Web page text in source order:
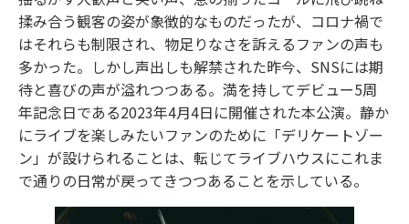
揉み合う観客の姿が象徴的なものだったが、コロナ禍で
はそれらも制限され、物足りなさを訴えるファンの声も
多かった。しかし声出しも解禁された昨今、SNSには期
待と喜びの声が溢れつつある。満を持してデビュー5周
年記念日である2023年4月4日に開催された本公演。静か
にライブを楽しみたいファンのために「デリケートゾー
ン」が設けられることは、転じてライブハウスにこれま
で通りの日常が戻ってきつつあることを示している。